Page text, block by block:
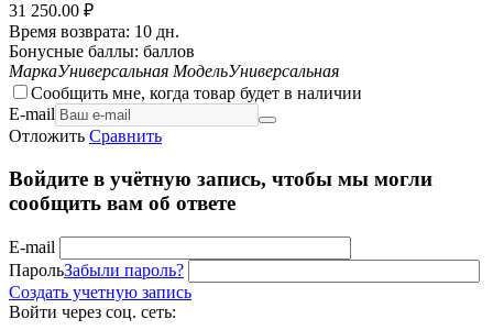
31 250.00 ₽
Время возврата: 10 дн.
Бонусные баллы: баллов
МаркаУниверсальная МодельУниверсальная
Сообщить мне, когда товар будет в наличии
E-mail
Отложить Сравнить
Войдите в учётную запись, чтобы мы могли
сообщить вам об ответе
E-mail
ПарольЗабыли пароль?
Создать учетную запись
Войти через соц. сеть: